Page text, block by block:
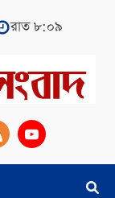
রাত ৮:০৯